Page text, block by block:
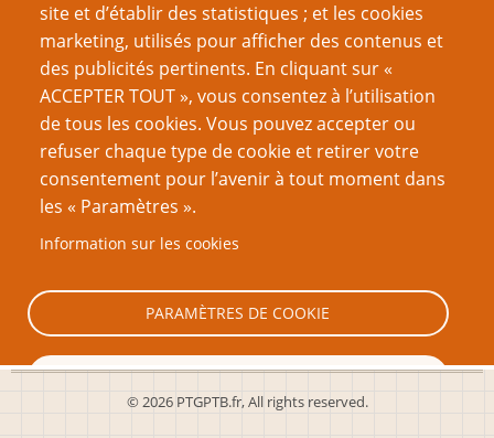
site et d’établir des statistiques ; et les cookies
marketing, utilisés pour afficher des contenus et
des publicités pertinents. En cliquant sur «
ACCEPTER TOUT », vous consentez à l’utilisation
de tous les cookies. Vous pouvez accepter ou
refuser chaque type de cookie et retirer votre
consentement pour l’avenir à tout moment dans
les « Paramètres ».
Information sur les cookies
PARAMÈTRES DE COOKIE
TOUT REFUSER
Nom d'utilisateur
Mot de passe
Réinitialiser votre mot de passe
© 2026 PTGPTB.fr, All rights reserved.